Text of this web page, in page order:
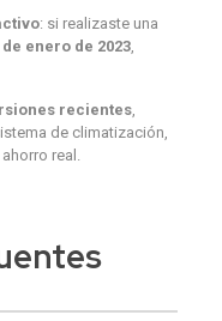
: si realizaste una
de enero de 2023,
recientes,
de climatización,
real.